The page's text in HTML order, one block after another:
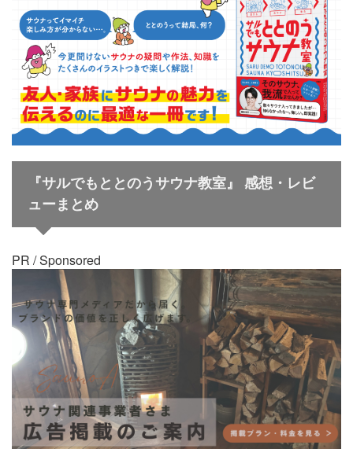
『サルでもととのうサウナ教室』 感想・レビ
ューまとめ
PR / Sponsored